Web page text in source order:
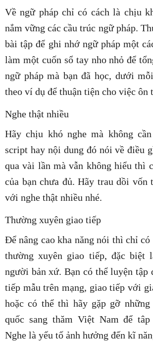
Về ngữ pháp chỉ có cách là chịu
nắm vững các cầu trúc ngữ pháp.
bài tập để ghi nhớ ngữ pháp một
làm một cuốn sổ tay nho nhỏ để
ngữ pháp mà bạn đã học, dưới
theo ví dụ để thuận tiện cho việc ôn
Nghe thật nhiều
Hãy chịu khó nghe mà không
script hay nội dung đó nói về điều
qua vài lần mà vẫn không hiểu thì
của bạn chưa đủ. Hãy trau dồi vốn
với nghe thật nhiều nhé.
Thường xuyên giao tiếp
Để nâng cao kha năng nói thì chỉ có
thường xuyên giao tiếp, đặc biệt
người bản xứ. Bạn có thể luyện tập
tiếp mẫu trên mạng, giao tiếp với
hoặc có thể thì hãy gặp gỡ
quốc sang thăm Việt Nam để
Nghe là yếu tố ảnh hưởng đến kĩ